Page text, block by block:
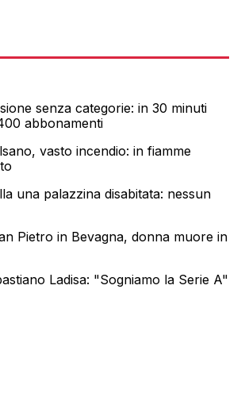
senza categorie: in 30 minuti
abbonamenti
vasto incendio: in fiamme
una palazzina disabitata: nessun
Pietro in Bevagna, donna muore in
Ladisa: "Sogniamo la Serie A"